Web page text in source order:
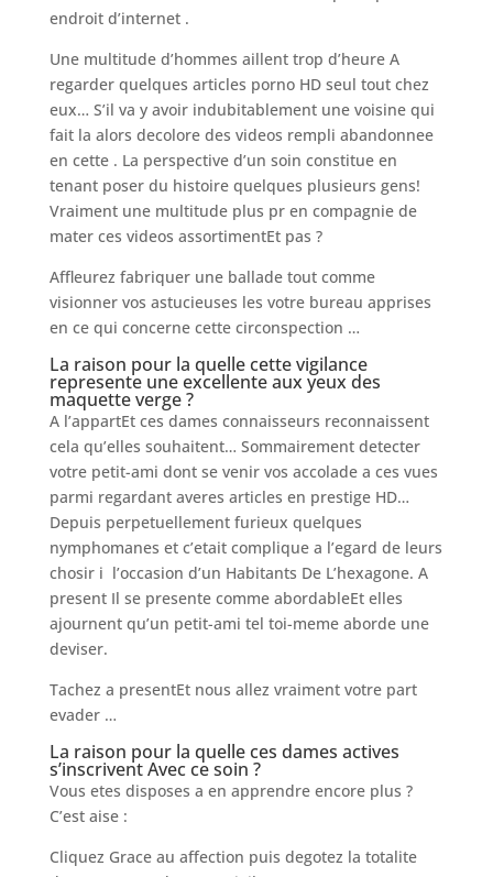
endroit d’internet .
Une multitude d’hommes aillent trop d’heure A
regarder quelques articles porno HD seul tout chez
eux… S’il va y avoir indubitablement une voisine qui
fait la alors decolore des videos rempli abandonnee
en cette . La perspective d’un soin constitue en
tenant poser du histoire quelques plusieurs gens!
Vraiment une multitude plus pr en compagnie de
mater ces videos assortimentEt pas ?
Affleurez fabriquer une ballade tout comme
visionner vos astucieuses les votre bureau apprises
en ce qui concerne cette circonspection …
La raison pour la quelle cette vigilance
represente une excellente aux yeux des
maquette verge ?
A l’appartEt ces dames connaisseurs reconnaissent
cela qu’elles souhaitent… Sommairement detecter
votre petit-ami dont se venir vos accolade a ces vues
parmi regardant averes articles en prestige HD…
Depuis perpetuellement furieux quelques
nymphomanes et c’etait complique a l’egard de leurs
chosir i l’occasion d’un Habitants De L’hexagone. A
present Il se presente comme abordableEt elles
ajournent qu’un petit-ami tel toi-meme aborde une
deviser.
Tachez a presentEt nous allez vraiment votre part
evader …
La raison pour la quelle ces dames actives
s’inscrivent Avec ce soin ?
Vous etes disposes a en apprendre encore plus ?
C’est aise :
Cliquez Grace au affection puis degotez la totalite